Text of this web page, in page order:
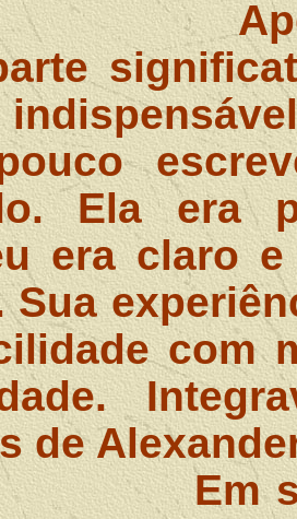
Ela era
era claro
Sua
com
de
Em